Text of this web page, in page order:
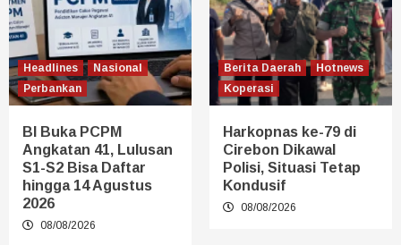
Headlines
Nasional
Perbankan
BI Buka PCPM
Angkatan 41, Lulusan
S1-S2 Bisa Daftar
hingga 14 Agustus
2026
08/08/2026
Berita Daerah
Hotnews
Koperasi
Harkopnas ke-79 di
Cirebon Dikawal
Polisi, Situasi Tetap
Kondusif
08/08/2026